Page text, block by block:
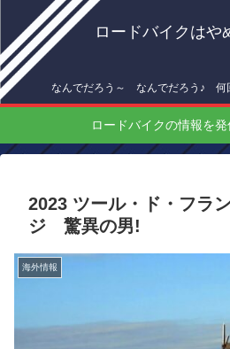
ロードバイクはや
なんでだろう～ なんでだろう♪ 何
ロードバイクの情報を
2023 ツール・ド・フラ
ジ 驚異の男!
海外情報